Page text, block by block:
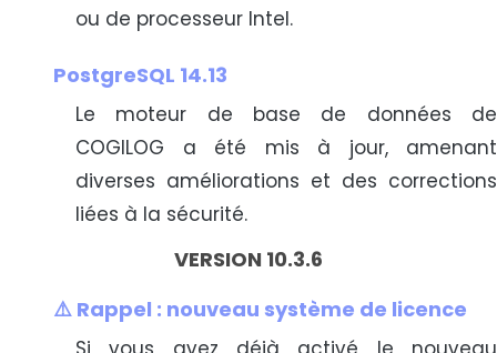
ou de processeur Intel.
PostgreSQL 14.13
Le moteur de base de données de
COGILOG a été mis à jour, amenant
diverses améliorations et des corrections
liées à la sécurité.
VERSION 10.3.6
⚠️ Rappel : nouveau système de licence